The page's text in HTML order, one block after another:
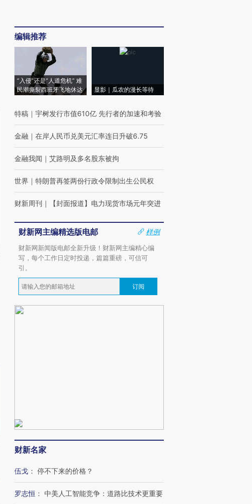
编辑推荐
“入侵”还是“人道危机” 难
民潮撕裂西班牙飞地休达
显影｜瓜农的漫长等待
特稿 ｜ 宇树发行市值610亿 先行者的加速和考验
金融 ｜ 在岸人民币兑美元汇率连日升破6.75
金融我闻 ｜ 艾路明及多名股东被拘
世界 ｜ 特朗普再签两份行政令限制出生公民权
财新周刊 ｜ 【封面报道】电力现货市场元年突进
财新网主编精选版电邮
样例
财新网新闻版电邮全新升级！财新网主编精心编
写，每个工作日定时投递，篇篇重磅，可信可
引。
订阅
财新名家
伍戈 ： 停不下来的价格？
罗志恒 ： 中美人工智能竞争：道路比技术更重要